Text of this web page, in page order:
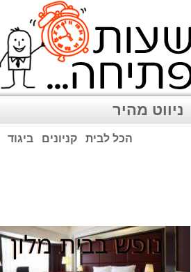
ניווט מהיר
ביגוד קניונים הכל לבית